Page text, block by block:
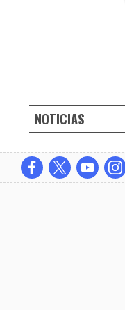
NOTICIAS